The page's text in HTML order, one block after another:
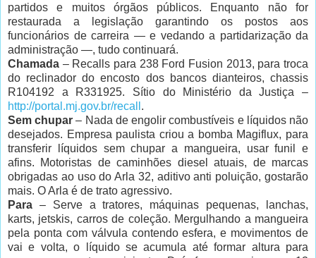
partidos e muitos órgãos públicos. Enquanto não for
restaurada a legislação garantindo os postos aos
funcionários de carreira — e vedando a partidarização da
administração —, tudo continuará.
Chamada – Recalls para 238 Ford Fusion 2013, para troca
do reclinador do encosto dos bancos dianteiros, chassis
R104192 a R331925. Sítio do Ministério da Justiça –
http://portal.mj.gov.br/recall .
Sem chupar – Nada de engolir combustíveis e líquidos não
desejados. Empresa paulista criou a bomba Magiflux, para
transferir líquidos sem chupar a mangueira, usar funil e
afins. Motoristas de caminhões diesel atuais, de marcas
obrigadas ao uso do Arla 32, aditivo anti poluição, gostarão
mais. O Arla é de trato agressivo.
Para – Serve a tratores, máquinas pequenas, lanchas,
karts, jetskis, carros de coleção. Mergulhando a mangueira
pela ponta com válvula contendo esfera, e movimentos de
vai e volta, o líquido se acumula até formar altura para